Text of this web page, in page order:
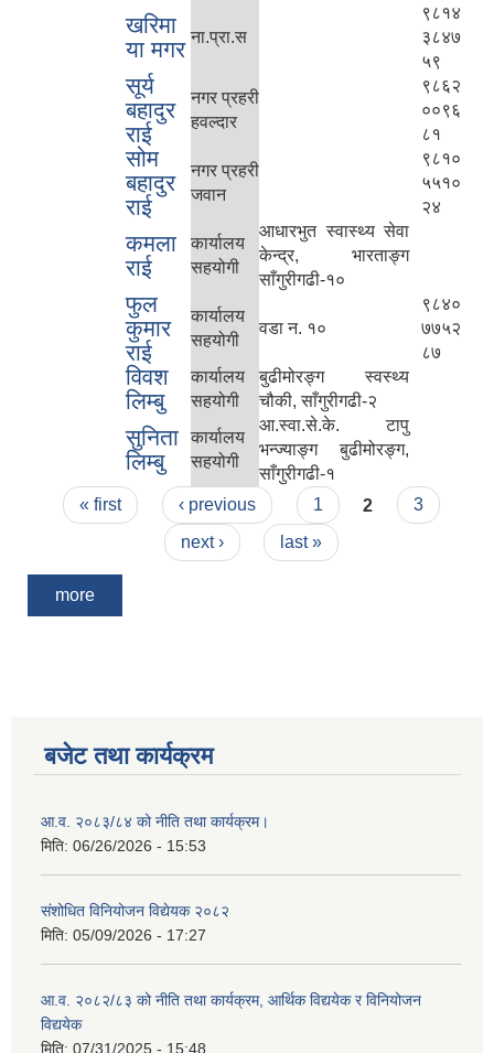
खरिमा
या मगर ना.प्रा.स
९८१४
३८४७
५९
सूर्य
बहादुर
राई
नगर प्रहरी
हवल्दार
९८६२
००९६
८१
सोम
बहादुर
राई
नगर प्रहरी
जवान
९८१०
५५१०
२४
कमला
राई
कार्यालय
सहयोगी
आधारभुत स्वास्थ्य सेवा
केन्द्र, भारताङ्ग
साँगुरीगढी-१०
फुल
कुमार
राई
कार्यालय
सहयोगी
वडा न. १०
९८४०
७७५२
८७
विवश
लिम्बु
कार्यालय
सहयोगी
बुढीमोरङ्ग स्वस्थ्य
चौकी, साँगुरीगढी-२
सुनिता
लिम्बु
कार्यालय
सहयोगी
आ.स्वा.से.के. टापु
भन्ज्याङ्ग बुढीमोरङ्ग,
साँगुरीगढी-१
Pages
« first ‹ previous 1 2
3
next ›
last »
more
बजेट तथा कार्यक्रम
आ.व. २०८३/८४ को नीति तथा कार्यक्रम।
मिति: 06/26/2026 - 15:53
संशोधित विनियोजन विद्येयक २०८२
मिति: 05/09/2026 - 17:27
आ.व. २०८२/८३ को नीति तथा कार्यक्रम, आर्थिक विद्ययेक र विनियोजन
विद्ययेक
मिति: 07/31/2025 - 15:48